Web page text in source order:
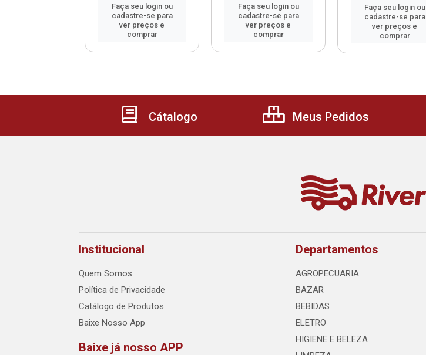
Faça seu login ou
cadastre-se para
ver preços e
comprar
Faça seu login ou
cadastre-se para
ver preços e
comprar
Faça seu login ou
cadastre-se para
ver preços e
comprar
Cátalogo Meus Pedidos
Institucional
Quem Somos
Política de Privacidade
Catálogo de Produtos
Baixe Nosso App
Baixe já nosso APP
Departamentos
AGROPECUARIA
BAZAR
BEBIDAS
ELETRO
HIGIENE E BELEZA